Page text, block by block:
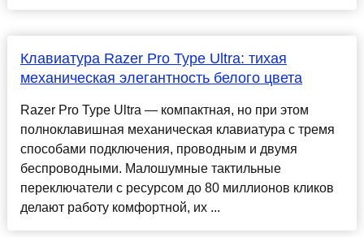
Клавиатура Razer Pro Type Ultra: тихая
механическая элегантность белого цвета
Razer Pro Type Ultra — компактная, но при этом
полноклавишная механическая клавиатура с тремя
способами подключения, проводным и двумя
беспроводными. Малошумные тактильные
переключатели с ресурсом до 80 миллионов кликов
делают работу комфортной, их ...